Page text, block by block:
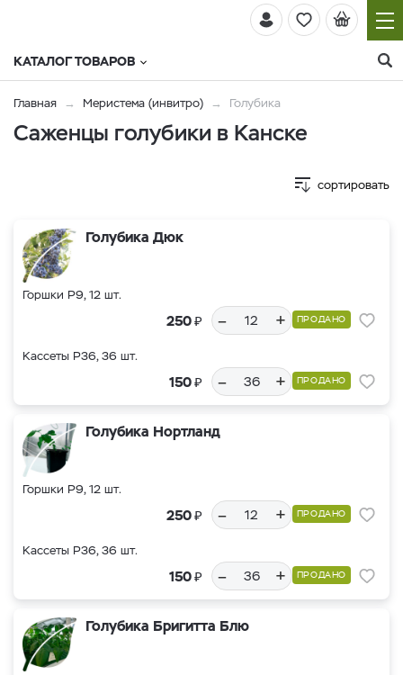
КАТАЛОГ ТОВАРОВ
Главная Меристема (инвитро) Голубика
Саженцы голубики в Канске
сортировать
Голубика Дюк
Горшки Р9, 12 шт.
250₽ – + ПРОДАНО
Кассеты Р36, 36 шт.
150₽ – + ПРОДАНО
Голубика Нортланд
Горшки Р9, 12 шт.
250₽ – + ПРОДАНО
Кассеты Р36, 36 шт.
150₽ – + ПРОДАНО
Голубика Бригитта Блю